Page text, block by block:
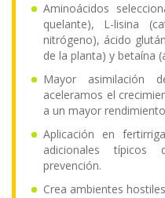
Aminoácidos
quelante), L-lisina
nitrógeno), ácido
de la planta) y betaína
Mayor asimilación
aceleramos el
a un mayor
Aplicación en
adicionales típicos
prevención.
Crea ambientes